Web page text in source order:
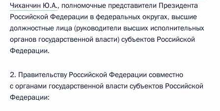
Чиханчин Ю.А., полномочные представители Президента
Российской Федерации в федеральных округах, высшие
должностные лица (руководители высших исполнительных
органов государственной власти) субъектов Российской
Федерации.
2. Правительству Российской Федерации совместно
с органами государственной власти субъектов Российской
Федерации: